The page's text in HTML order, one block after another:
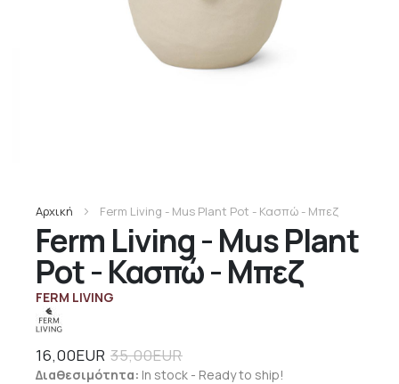
Ferm Living - Mus Plant
Pot - Κασπώ - Μπεζ
FERM LIVING
Αρχική Ferm Living - Mus Plant Pot - Κασπώ - Μπεζ
Διαθεσιμότητα: In stock - Ready to ship!
16,00EUR 35,00EUR